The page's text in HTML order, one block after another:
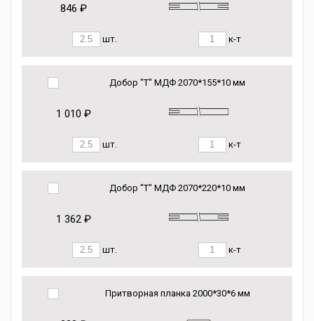
846 ₽
шт. к-т
Добор "Т" МДФ 2070*155*10 мм
1 010 ₽
шт. к-т
Добор "Т" МДФ 2070*220*10 мм
1 362 ₽
шт. к-т
Притворная планка 2000*30*6 мм